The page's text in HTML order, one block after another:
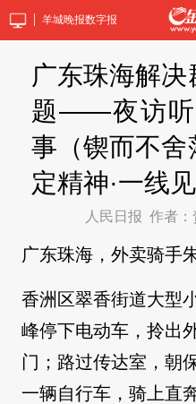
羊城晚报数字报
广东珠海解
题——夜访听
事（锲而不
定精神·一线见
人民日报 作者：
广东珠海，外卖骑手
香洲区翠香街道大型
峰停下电动车，拎出
门；路过传达室，朝
一辆自行车，骑上直